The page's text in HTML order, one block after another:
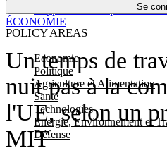
Se
POLICY AREAS
Economie
Politique
Agriculture et Alimentation
Santé
Technologies
Energie, Environnement et
Défense
Un temps de
nuit pas à la
l'UE, selon un
MIT
ÉCONOMIE